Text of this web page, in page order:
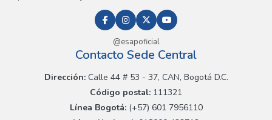
@esapoficial
Contacto Sede Central
Dirección:Calle 44 # 53 - 37, CAN, Bogotá D.C.
Código postal: 111321
Línea Bogotá:(+57) 601 7956110